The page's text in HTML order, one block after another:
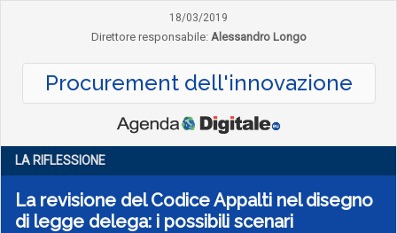
18/03/2019
Direttore responsabile: Alessandro Longo
Procurement dell'innovazione
LA RIFLESSIONE
La revisione del Codice Appalti nel disegno
di legge delega: i possibili scenari